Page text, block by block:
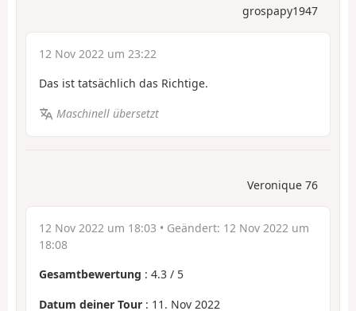
grospapy1947
12 Nov 2022 um 23:22
Das ist tatsächlich das Richtige.
Maschinell übersetzt
Veronique 76
12 Nov 2022 um 18:03 • Geändert: 12 Nov 2022 um
18:08
Gesamtbewertung : 4.3 / 5
Datum deiner Tour : 11. Nov 2022